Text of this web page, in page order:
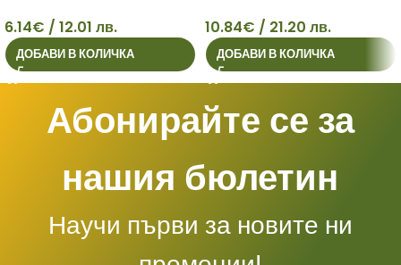
6
съединителна тъкан табл. x
80
6.14€ / 12.01 лв.
ДОБАВИ В КОЛИЧКА
10
система и детоксикацията
табл. x 200
10.84€ / 21.20 лв.
ДОБАВИ В КОЛИЧКА
Абонирайте се за
нашия бюлетин
Научи първи за новите ни